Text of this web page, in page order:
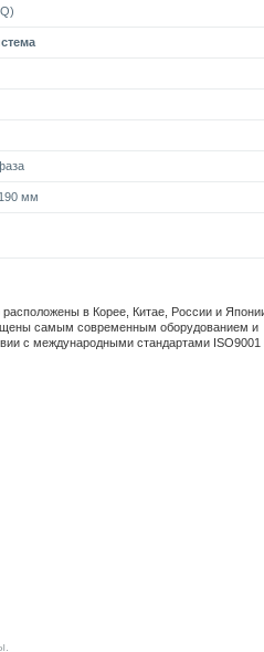
мм
в Корее, Китае, России и
самым современным оборудованием и
с международными стандартами ISO9001